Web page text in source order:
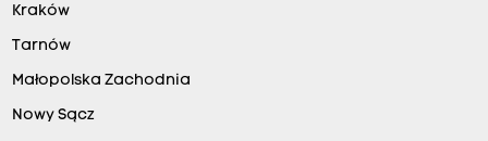
Kraków
Tarnów
Małopolska Zachodnia
Nowy Sącz